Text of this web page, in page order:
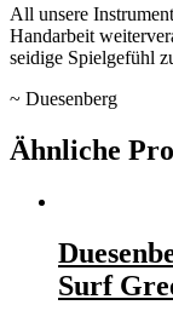
All unsere
Handarbeit
seidige Spielgefühl
~ Duesenberg
Ähnliche
Surf